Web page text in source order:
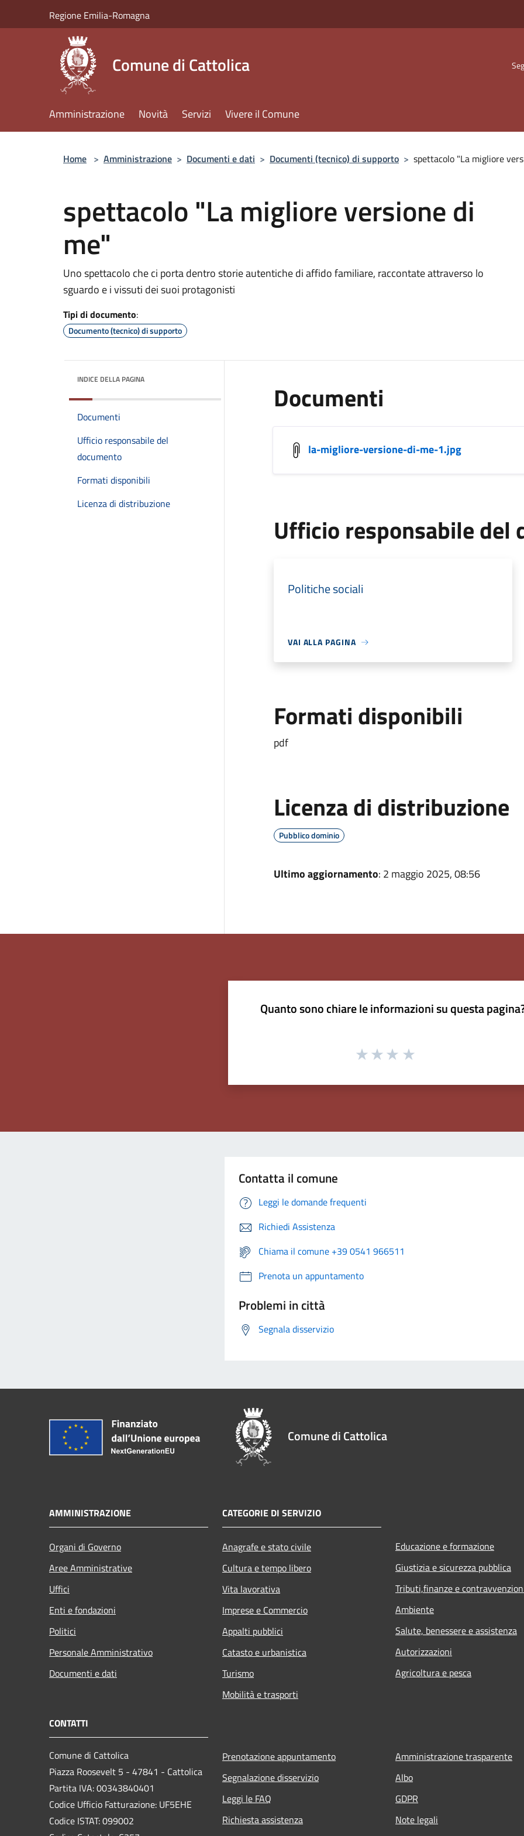
Regione Emilia-Romagna
Comune di Cattolica
Amministrazione Novità Servizi Vivere il Comune
Home > Amministrazione > Documenti e dati > Documenti (tecnico) di supporto > spettacolo "La migliore
spettacolo "La migliore versione di
me"
Uno spettacolo che ci porta dentro storie autentiche di affido familiare, raccontate attraverso lo
sguardo e i vissuti dei suoi protagonisti
Tipi di documento:
Documento (tecnico) di supporto
INDICE DELLA PAGINA
Documenti
Ufficio responsabile del
documento
Formati disponibili
Licenza di distribuzione
Documenti
la-migliore-versione-di-me-1.jpg
Ufficio responsabile del
Politiche sociali
VAI ALLA PAGINA
Formati disponibili
pdf
Licenza di distribuzione
Pubblico dominio
Ultimo aggiornamento: 2 maggio 2025, 08:56
Quanto sono chiare le informazioni su questa
Contatta il comune
Leggi le domande frequenti
Richiedi Assistenza
Chiama il comune +39 0541 966511
Prenota un appuntamento
Problemi in città
Segnala disservizio
Comune di Cattolica
AMMINISTRAZIONE
Organi di Governo
Aree Amministrative
Uffici
Enti e fondazioni
Politici
Personale Amministrativo
Documenti e dati
CATEGORIE DI SERVIZIO
Anagrafe e stato civile
Cultura e tempo libero
Vita lavorativa
Imprese e Commercio
Appalti pubblici
Catasto e urbanistica
Turismo
Mobilità e trasporti
Educazione e formazione
Giustizia e sicurezza pubblica
Tributi,finanze e
Ambiente
Salute, benessere e assistenza
Autorizzazioni
Agricoltura e pesca
CONTATTI
Comune di Cattolica
Piazza Roosevelt 5 - 47841 - Cattolica
Partita IVA: 00343840401
Codice Ufficio Fatturazione: UF5EHE
Codice ISTAT: 099002
Prenotazione appuntamento
Segnalazione disservizio
Leggi le FAQ
Richiesta assistenza
Amministrazione trasparente
Albo
GDPR
Note legali